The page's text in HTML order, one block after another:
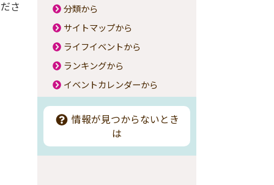
さ
分類から
サイトマップから
ライフイベントから
ランキングから
イベントカレンダーから
情報が見つからないとき
は